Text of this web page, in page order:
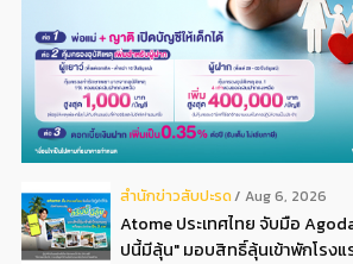
สํานักข่าวสับปะรด Aug 6, 2026
Atome ประเทศไทย จับมือ
ปนี้มีลุ้น" มอบสิทธิ์ลุ้นเข้าพักโรง